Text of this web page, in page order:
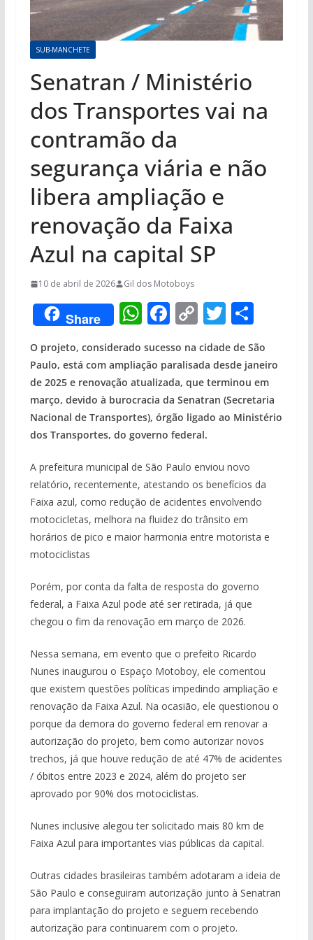
SUB-MANCHETE
Senatran / Ministério
dos Transportes vai na
contramão da
segurança viária e não
libera ampliação e
renovação da Faixa
Azul na capital SP
10 de abril de 2026 Gil dos Motoboys
Share W
at
s
A
p
p
F
e
b
o
o
k
C
o
p
y
Li
n
k
T
w
itt
er
S
h
ar
e
O projeto, considerado sucesso na cidade de São
Paulo, está com ampliação paralisada desde janeiro
de 2025 e renovação atualizada, que terminou em
março, devido à burocracia da Senatran (Secretaria
Nacional de Transportes), órgão ligado ao Ministério
dos Transportes, do governo federal.
A prefeitura municipal de São Paulo enviou novo
relatório, recentemente, atestando os benefícios da
Faixa azul, como redução de acidentes envolvendo
motocicletas, melhora na fluidez do trânsito em
horários de pico e maior harmonia entre motorista e
motociclistas
Porém, por conta da falta de resposta do governo
federal, a Faixa Azul pode até ser retirada, já que
chegou o fim da renovação em março de 2026.
Nessa semana, em evento que o prefeito Ricardo
Nunes inaugurou o Espaço Motoboy, ele comentou
que existem questões políticas impedindo ampliação e
renovação da Faixa Azul. Na ocasião, ele questionou o
porque da demora do governo federal em renovar a
autorização do projeto, bem como autorizar novos
trechos, já que houve redução de até 47% de acidentes
/ óbitos entre 2023 e 2024, além do projeto ser
aprovado por 90% dos motociclistas.
Nunes inclusive alegou ter solicitado mais 80 km de
Faixa Azul para importantes vias públicas da capital.
Outras cidades brasileiras também adotaram a ideia de
São Paulo e conseguiram autorização junto à Senatran
para implantação do projeto e seguem recebendo
autorização para continuarem com o projeto.